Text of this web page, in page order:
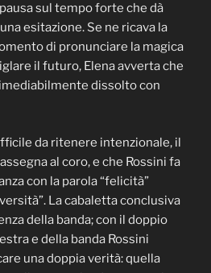
sul tempo forte che dà
esitazione. Se ne ricava la
di pronunciare la magica
il futuro, Elena avverta che
dissolto con
da ritenere intenzionale, il
al coro, e che Rossini fa
con la parola “felicità”
La cabaletta conclusiva
della banda; con il doppio
e della banda Rossini
una doppia verità: quella